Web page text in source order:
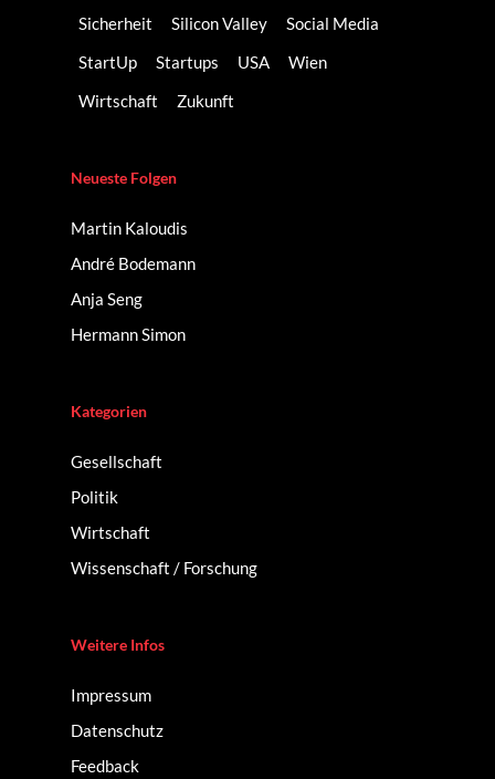
Sicherheit
Silicon Valley
Social Media
StartUp
Startups USA
Wien
Wirtschaft
Zukunft
Neueste Folgen
Martin Kaloudis
André Bodemann
Anja Seng
Hermann Simon
Kategorien
Gesellschaft
Politik
Wirtschaft
Wissenschaft / Forschung
Weitere Infos
Impressum
Datenschutz
Feedback